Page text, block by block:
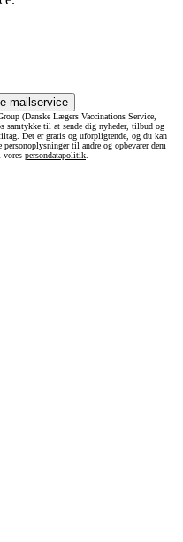
mailservice
(Danske Lægers Vaccinations Service,
samtykke til at sende dig nyheder, tilbud og
Det er gratis og uforpligtende, og du kan
til andre og opbevarer dem
vores persondatapolitik.